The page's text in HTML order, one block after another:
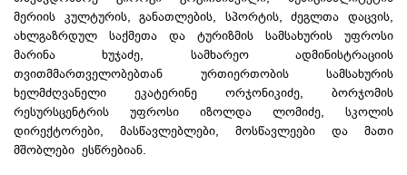
მერიის კულტურის, განათლების, სპორტის, ძეგლთა დაცვის,
ახლგაზრდულ საქმეთა და ტურიზმის სამსახურის უფროსი
მარინა ხუჯაძე, სამხარეო ადმინისტრაციის
თვითმმართველობებთან ურთიერთობის სამსახურის
ხელმძღვანელი ეკატერინე ორჯონიკიძე, ბორჯომის
რესურსცენტრის უფროსი იზოლდა ლომიძე,
სკოლის
დირექტორები, მასწავლებლები, მოსწავლეები და მათი
მშობლები ესწრებიან.